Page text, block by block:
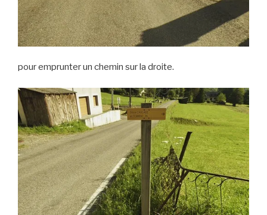
pour emprunter un chemin sur la droite.